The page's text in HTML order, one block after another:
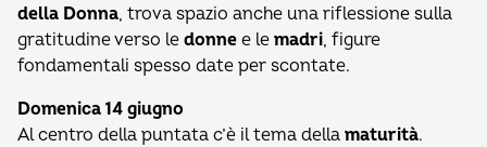
della Donna, trova spazio anche una riflessione sulla
gratitudine verso le donne e le madri, figure
fondamentali spesso date per scontate.
Domenica 14 giugno
Al centro della puntata c’è il tema della maturità.